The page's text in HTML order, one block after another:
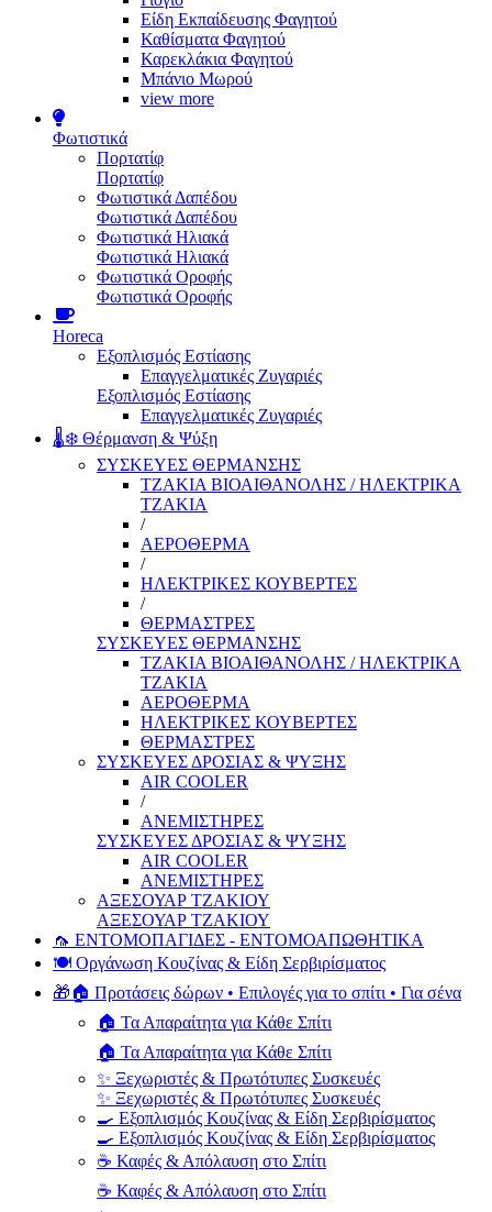
Είδη Εκπαίδευσης Φαγητού
Καθίσματα Φαγητού
Καρεκλάκια Φαγητού
Μπάνιο Μωρού
view more
Φωτιστικά
Πορτατίφ
Πορτατίφ
Φωτιστικά Δαπέδου
Φωτιστικά Δαπέδου
Φωτιστικά Ηλιακά
Φωτιστικά Ηλιακά
Φωτιστικά Οροφής
Φωτιστικά Οροφής
Horeca
Εξοπλισμός Εστίασης
Επαγγελματικές Ζυγαριές
Εξοπλισμός Εστίασης
Επαγγελματικές Ζυγαριές
🌡️❄️ Θέρμανση & Ψύξη
ΣΥΣΚΕΥΕΣ ΘΕΡΜΑΝΣΗΣ
ΤΖΑΚΙΑ ΒΙΟΑΙΘΑΝΟΛΗΣ / ΗΛΕΚΤΡΙΚΑ
ΤΖΑΚΙΑ
/
ΑΕΡΟΘΕΡΜΑ
/
ΗΛΕΚΤΡΙΚΕΣ ΚΟΥΒΕΡΤΕΣ
/
ΘΕΡΜΑΣΤΡΕΣ
ΣΥΣΚΕΥΕΣ ΘΕΡΜΑΝΣΗΣ
ΤΖΑΚΙΑ ΒΙΟΑΙΘΑΝΟΛΗΣ / ΗΛΕΚΤΡΙΚΑ
ΤΖΑΚΙΑ
ΑΕΡΟΘΕΡΜΑ
ΗΛΕΚΤΡΙΚΕΣ ΚΟΥΒΕΡΤΕΣ
ΘΕΡΜΑΣΤΡΕΣ
ΣΥΣΚΕΥΕΣ ΔΡΟΣΙΑΣ & ΨΥΞΗΣ
AIR COOLER
/
ΑΝΕΜΙΣΤΗΡΕΣ
ΣΥΣΚΕΥΕΣ ΔΡΟΣΙΑΣ & ΨΥΞΗΣ
AIR COOLER
ΑΝΕΜΙΣΤΗΡΕΣ
ΑΞΕΣΟΥΑΡ ΤΖΑΚΙΟΥ
ΑΞΕΣΟΥΑΡ ΤΖΑΚΙΟΥ
🦟 ΕΝΤΟΜΟΠΑΓΙΔΕΣ - ΕΝΤΟΜΟΑΠΩΘΗΤΙΚΑ
🍽️ Οργάνωση Κουζίνας & Είδη Σερβιρίσματος
🎁🏠 Προτάσεις δώρων • Επιλογές για το σπίτι • Για σένα
🏠 Τα Απαραίτητα για Κάθε Σπίτι
🏠 Τα Απαραίτητα για Κάθε Σπίτι
✨ Ξεχωριστές & Πρωτότυπες Συσκευές
✨ Ξεχωριστές & Πρωτότυπες Συσκευές
🍳 Εξοπλισμός Κουζίνας & Είδη Σερβιρίσματος
🍳 Εξοπλισμός Κουζίνας & Είδη Σερβιρίσματος
☕ Καφές & Απόλαυση στο Σπίτι
☕ Καφές & Απόλαυση στο Σπίτι